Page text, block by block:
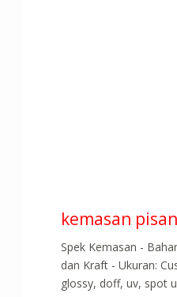
kemasan
Spek Kemasan -
dan Kraft - Ukuran:
glossy, doff, uv, spot